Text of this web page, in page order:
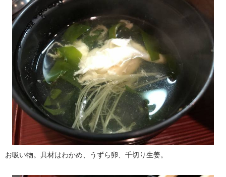
お吸い物。具材はわかめ、うずら卵、千切り生姜。